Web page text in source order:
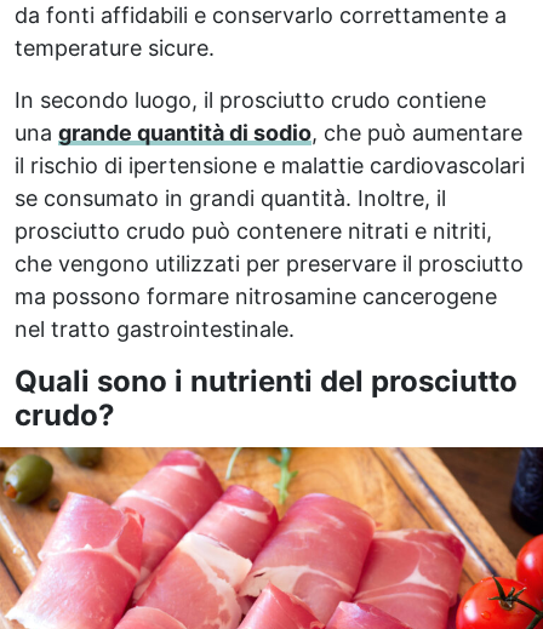
da fonti affidabili e conservarlo correttamente a
temperature sicure.
In secondo luogo, il prosciutto crudo contiene
una grande quantità di sodio, che può aumentare
il rischio di ipertensione e malattie cardiovascolari
se consumato in grandi quantità. Inoltre, il
prosciutto crudo può contenere nitrati e nitriti,
che vengono utilizzati per preservare il prosciutto
ma possono formare nitrosamine cancerogene
nel tratto gastrointestinale.
Quali sono i nutrienti del prosciutto
crudo?